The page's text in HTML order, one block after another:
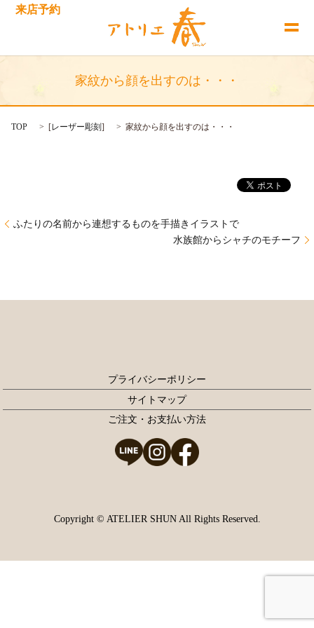
来店予約
家紋から顔を出すのは・・・
TOP [レーザー彫刻] 家紋から顔を出すのは・・・
ふたりの名前から連想するものを手描きイラストで
水族館からシャチのモチーフ
プライバシーポリシー
サイトマップ
ご注文・お支払い方法
Copyright © ATELIER SHUN All Rights Reserved.